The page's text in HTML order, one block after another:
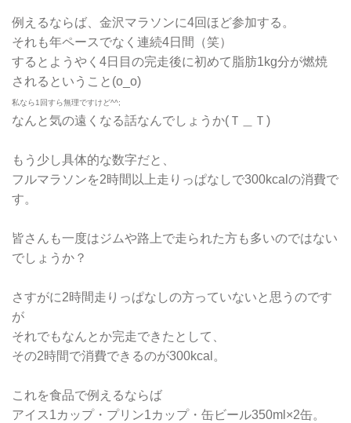
例えるならば、金沢マラソンに4回ほど参加する。
それも年ペースでなく連続4日間（笑）
するとようやく4日目の完走後に初めて脂肪1kg分が燃焼
されるということ(o_o)
私なら1回すら無理ですけど^^;
なんと気の遠くなる話なんでしょうか(Ｔ＿Ｔ)
もう少し具体的な数字だと、
フルマラソンを2時間以上走りっぱなしで300kcalの消費で
す。
皆さんも一度はジムや路上で走られた方も多いのではない
でしょうか？
さすがに2時間走りっぱなしの方っていないと思うのです
が
それでもなんとか完走できたとして、
その2時間で消費できるのが300kcal。
これを食品で例えるならば
アイス1カップ・プリン1カップ・缶ビール350ml×2缶。